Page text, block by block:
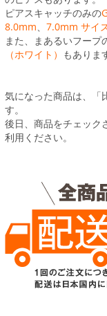
ピアスキャッチのみの
8.0mm
7.0mm サイ
また、まあるいフープ
（ホワイト） もありま
気になった商品は、「
す。
後日、商品をチェック
利用ください。